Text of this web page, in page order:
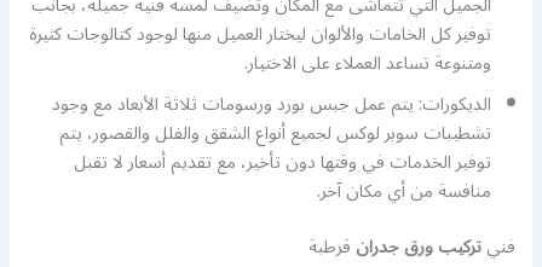
توفير كل الخامات والألوان ليختار العميل منها لوجود كتالوجات كثيرة
ومتنوعة تساعد العملاء على الاختيار.
الديكورات: يتم عمل جبس بورد ورسومات ثلاثة الأبعاد مع وجود
تشطيبات سوبر لوكس لجميع أنواع الشقق والفلل والقصور، يتم
توفير الخدمات في وقتها دون تأخير، مع تقديم أسعار لا تقبل
منافسة من أي مكان آخر.
فنيتركيب ورق جدرانقرطبة